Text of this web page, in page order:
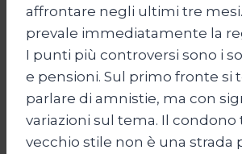
affrontare negli ultimi tre mesi.
prevale immediatamente la
I punti più controversi sono i
e pensioni. Sul primo fronte si
parlare di amnistie, ma con
variazioni sul tema. Il
vecchio stile non è una strada